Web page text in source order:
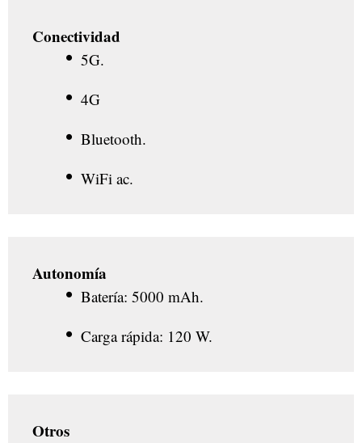
Conectividad
5G.
4G
Bluetooth.
WiFi ac.
Autonomía
Batería: 5000 mAh.
Carga rápida: 120 W.
Otros